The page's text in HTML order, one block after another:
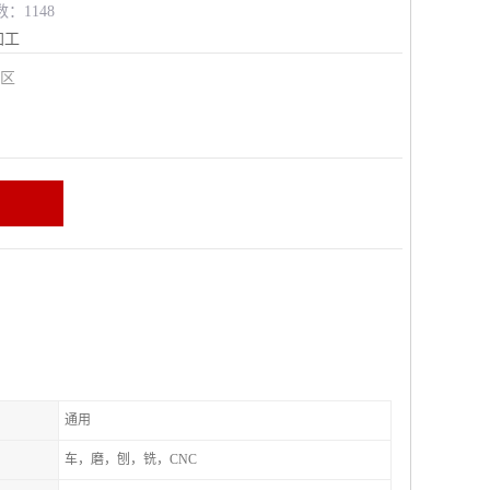
：1148
工
通用
车，磨，刨，铣，CNC